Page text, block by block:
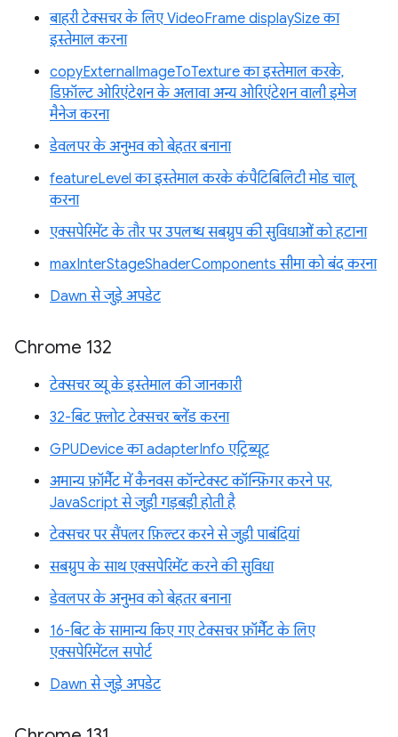
बाहरी टेक्सचर के लिए VideoFrame displaySize का
इस्तेमाल करना
copyExternalImageToTexture का इस्तेमाल करके,
डिफ़ॉल्ट ओरिएंटेशन के अलावा अन्य ओरिएंटेशन वाली इमेज
मैनेज करना
डेवलपर के अनुभव को बेहतर बनाना
featureLevel का इस्तेमाल करके कंपैटिबिलिटी मोड चालू
करना
एक्सपेरिमेंट के तौर पर उपलब्ध सबग्रुप की सुविधाओं को हटाना
maxInterStageShaderComponents सीमा को बंद करना
Dawn से जुड़े अपडेट
Chrome 132
टेक्सचर व्यू के इस्तेमाल की जानकारी
32-बिट फ़्लोट टेक्सचर ब्लेंड करना
GPUDevice का adapterInfo एट्रिब्यूट
अमान्य फ़ॉर्मैट में कैनवस कॉन्टेक्स्ट कॉन्फ़िगर करने पर,
JavaScript से जुड़ी गड़बड़ी होती है
टेक्सचर पर सैंपलर फ़िल्टर करने से जुड़ी पाबंदियां
सबग्रुप के साथ एक्सपेरिमेंट करने की सुविधा
डेवलपर के अनुभव को बेहतर बनाना
16-बिट के सामान्य किए गए टेक्सचर फ़ॉर्मैट के लिए
एक्सपेरिमेंटल सपोर्ट
Dawn से जुड़े अपडेट